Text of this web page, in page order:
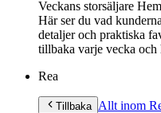
Veckans storsäljare
Här ser du vad
detaljer och praktiska
tillbaka varje vecka
Rea
Tillbaka Allt inom